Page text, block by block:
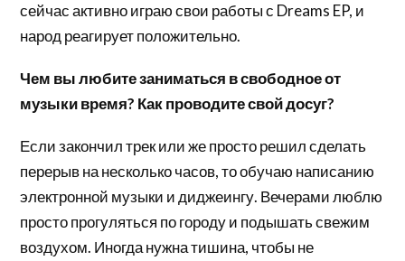
сейчас активно играю свои работы с Dreams EP, и
народ реагирует положительно.
Чем вы любите заниматься в свободное от
музыки время? Как проводите свой досуг?
Если закончил трек или же просто решил сделать
перерыв на несколько часов, то обучаю написанию
электронной музыки и диджеингу. Вечерами люблю
просто прогуляться по городу и подышать свежим
воздухом. Иногда нужна тишина, чтобы не